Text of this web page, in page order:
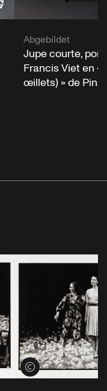
Abgebildet
Jupe courte,
Francis Viet en «
œillets) » de Pina
Voir les crédits